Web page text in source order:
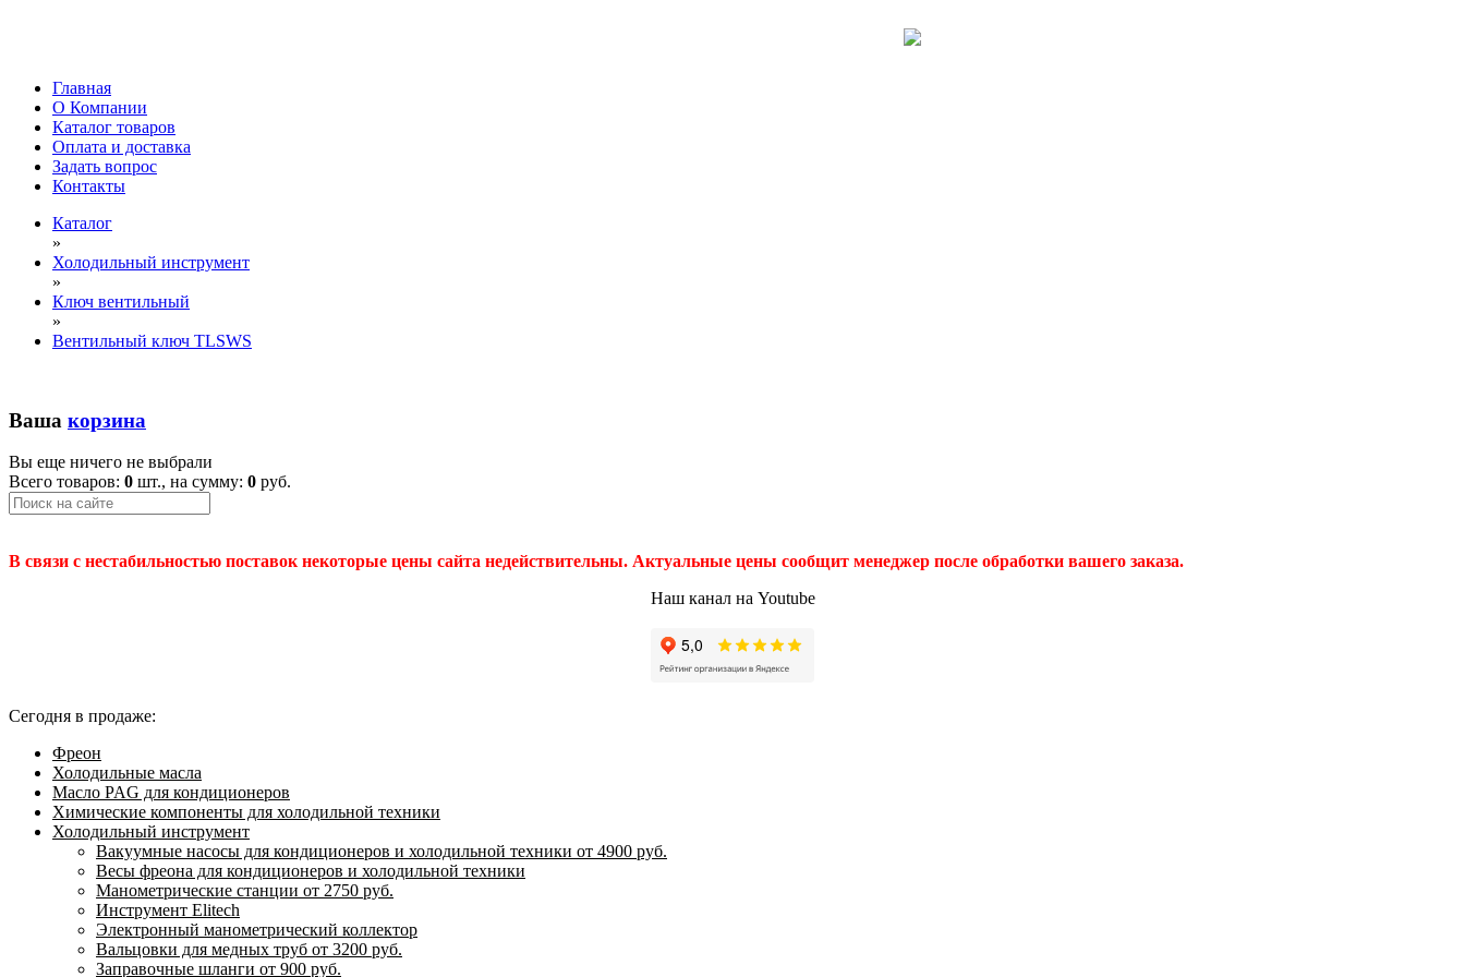
Главная
О Компании
Каталог товаров
Оплата и доставка
Задать вопрос
Контакты
Каталог
»
Холодильный инструмент
»
Ключ вентильный
»
Вентильный ключ TLSWS
Ваша корзина
Вы еще ничего не выбрали
Всего товаров: 0 шт., на сумму: 0 руб.
В связи с нестабильностью поставок некоторые цены сайта недействительны. Актуальные цены сообщит менеджер после обработки вашего заказа.
Наш канал на Youtube
Сегодня в продаже:
Фреон
Холодильные масла
Масло PAG для кондиционеров
Химические компоненты для холодильной техники
Холодильный инструмент
Вакуумные насосы для кондиционеров и холодильной техники от 4900 руб.
Весы фреона для кондиционеров и холодильной техники
Манометрические станции от 2750 руб.
Инструмент Elitech
Электронный манометрический коллектор
Вальцовки для медных труб от 3200 руб.
Заправочные шланги от 900 руб.